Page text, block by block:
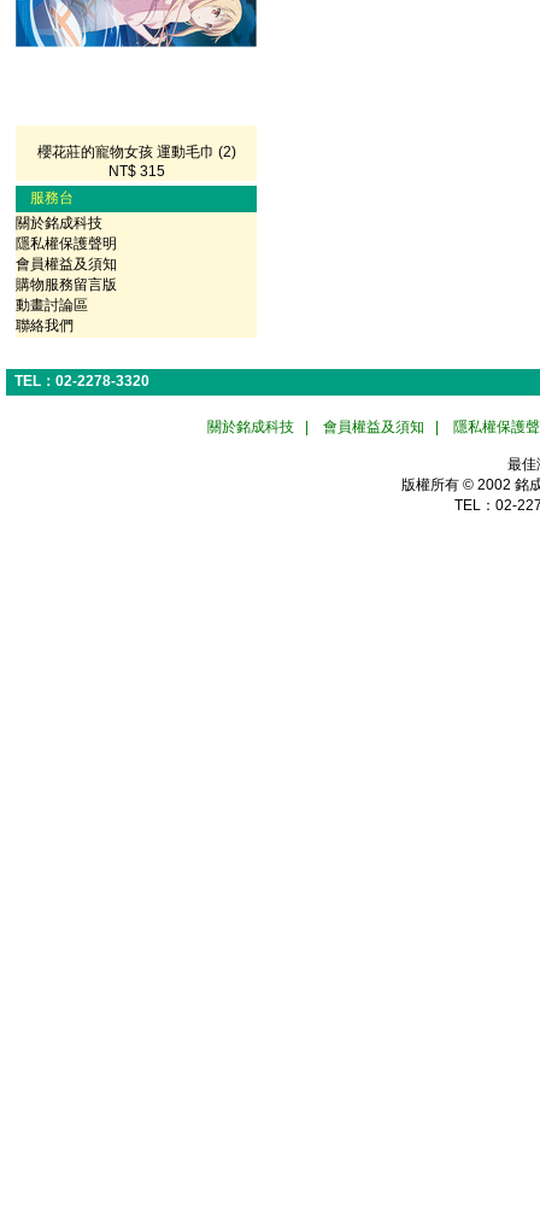
櫻花莊的寵物女孩 運動毛巾 (2)
NT$ 315
服務台
關於銘成科技
隱私權保護聲明
會員權益及須知
購物服務留言版
動畫討論區
聯絡我們
TEL：02-2278-3320
關於銘成科技 會員權益及須知 隱私權保護
最佳
版權所有 © 2002 銘
TEL：02-